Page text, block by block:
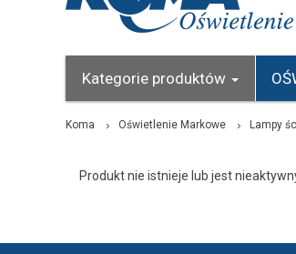
Kategorie produktów
Koma Oświetlenie Markowe Lampy
Produkt nie istnieje lub jest